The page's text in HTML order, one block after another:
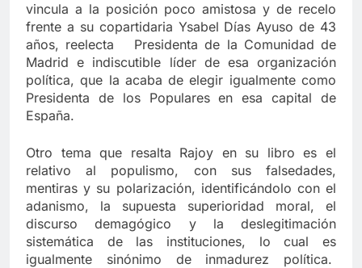
vincula a la posición poco amistosa y de recelo
frente a su copartidaria Ysabel Días Ayuso de 43
años, reelecta Presidenta de la Comunidad de
Madrid e indiscutible líder de esa organización
política, que la acaba de elegir igualmente como
Presidenta de los Populares en esa capital de
España.
Otro tema que resalta Rajoy en su libro es el
relativo al populismo, con sus falsedades,
mentiras y su polarización, identificándolo con el
adanismo, la supuesta superioridad moral, el
discurso demagógico y la deslegitimación
sistemática de las instituciones, lo cual es
igualmente sinónimo de inmadurez política.